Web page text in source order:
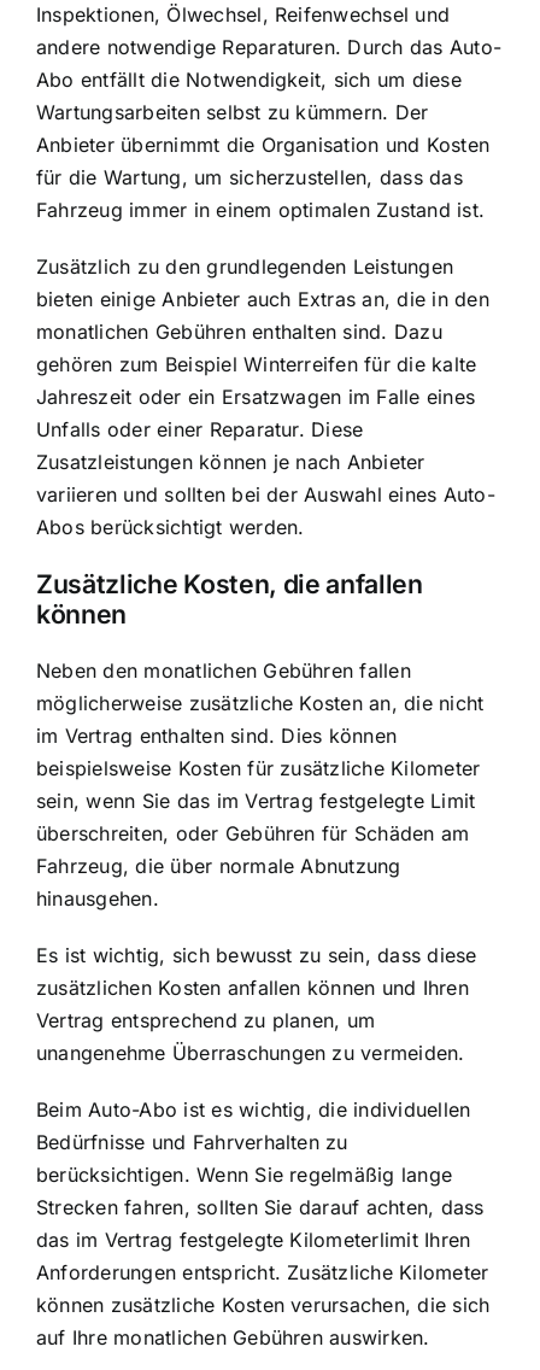
Inspektionen, Ölwechsel, Reifenwechsel und
andere notwendige Reparaturen. Durch das Auto-
Abo entfällt die Notwendigkeit, sich um diese
Wartungsarbeiten selbst zu kümmern. Der
Anbieter übernimmt die Organisation und Kosten
für die Wartung, um sicherzustellen, dass das
Fahrzeug immer in einem optimalen Zustand ist.
Zusätzlich zu den grundlegenden Leistungen
bieten einige Anbieter auch Extras an, die in den
monatlichen Gebühren enthalten sind. Dazu
gehören zum Beispiel Winterreifen für die kalte
Jahreszeit oder ein Ersatzwagen im Falle eines
Unfalls oder einer Reparatur. Diese
Zusatzleistungen können je nach Anbieter
variieren und sollten bei der Auswahl eines Auto-
Abos berücksichtigt werden.
Zusätzliche Kosten, die anfallen
können
Neben den monatlichen Gebühren fallen
möglicherweise zusätzliche Kosten an, die nicht
im Vertrag enthalten sind. Dies können
beispielsweise Kosten für zusätzliche Kilometer
sein, wenn Sie das im Vertrag festgelegte Limit
überschreiten, oder Gebühren für Schäden am
Fahrzeug, die über normale Abnutzung
hinausgehen.
Es ist wichtig, sich bewusst zu sein, dass diese
zusätzlichen Kosten anfallen können und Ihren
Vertrag entsprechend zu planen, um
unangenehme Überraschungen zu vermeiden.
Beim Auto-Abo ist es wichtig, die individuellen
Bedürfnisse und Fahrverhalten zu
berücksichtigen. Wenn Sie regelmäßig lange
Strecken fahren, sollten Sie darauf achten, dass
das im Vertrag festgelegte Kilometerlimit Ihren
Anforderungen entspricht. Zusätzliche Kilometer
können zusätzliche Kosten verursachen, die sich
auf Ihre monatlichen Gebühren auswirken.